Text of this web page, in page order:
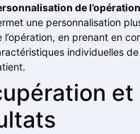
de l’opération
une personnalisation
l’opération, en prenant en
individuelles de
et